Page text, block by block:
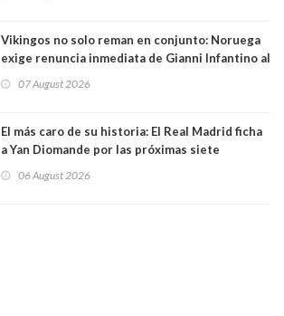
Vikingos no solo reman en conjunto: Noruega
exige renuncia inmediata de Gianni Infantino al
07 August 2026
El más caro de su historia: El Real Madrid ficha
a Yan Diomande por las próximas siete
06 August 2026